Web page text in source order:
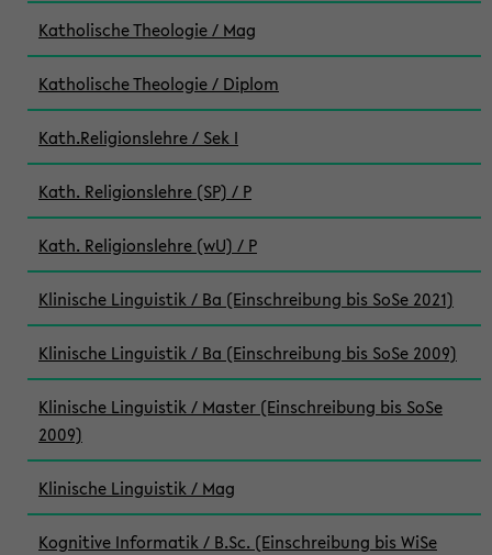
Katholische Theologie / Mag
Katholische Theologie / Diplom
Kath.Religionslehre / Sek I
Kath. Religionslehre (SP) / P
Kath. Religionslehre (wU) / P
Klinische Linguistik / Ba (Einschreibung bis SoSe 2021)
Klinische Linguistik / Ba (Einschreibung bis SoSe 2009)
Klinische Linguistik / Master (Einschreibung bis SoSe
2009)
Klinische Linguistik / Mag
Kognitive Informatik / B.Sc. (Einschreibung bis WiSe